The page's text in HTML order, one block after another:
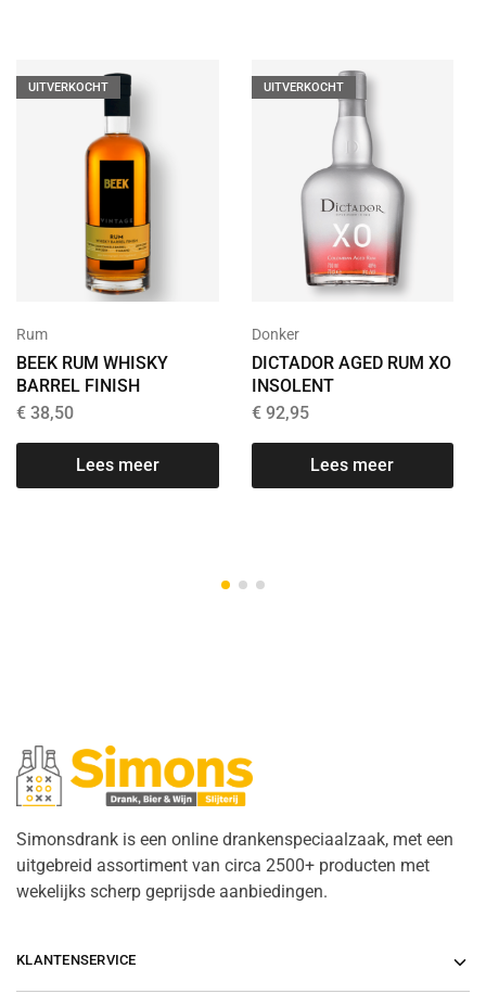
UITVERKOCHT
Rum
BEEK RUM WHISKY
BARREL FINISH
€ 38,50
Lees meer
UITVERKOCHT
Donker
DICTADOR AGED RUM XO
INSOLENT
€92,95
Lees meer
Simonsdrank is een online drankenspeciaalzaak, met een
uitgebreid assortiment van circa 2500+ producten met
wekelijks scherp geprijsde aanbiedingen.
KLANTENSERVICE